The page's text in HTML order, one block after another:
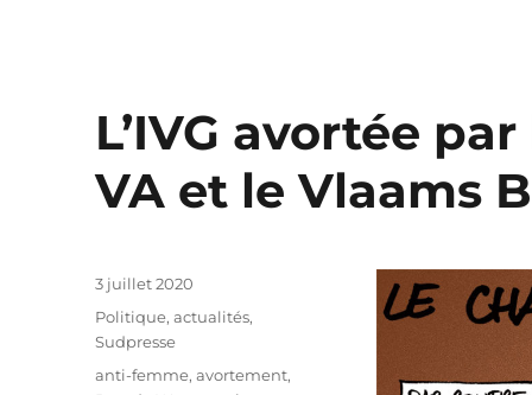
L’IVG avortée
VA et le Vlaams
Publié
3 juillet 2020
Catégories
Politique, actualités,
Sudpresse
Étiquettes
anti-femme,avortement,